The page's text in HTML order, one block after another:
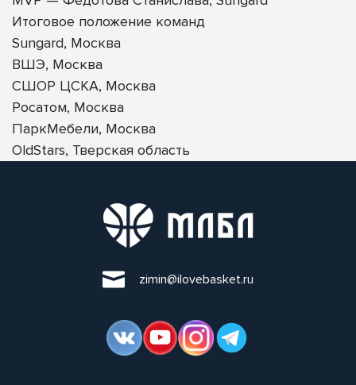
Итоговое положение команд
Sungard, Москва
ВШЭ, Москва
СШОР ЦСКА, Москва
Росатом, Москва
ПаркМебели, Москва
OldStars, Тверская область
zimin@ilovebasket.ru